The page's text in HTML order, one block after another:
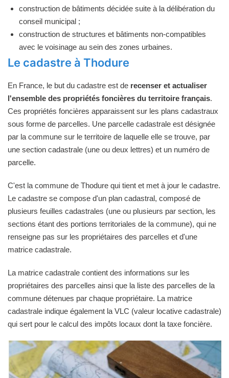
construction de bâtiments décidée suite à la délibération du
conseil municipal ;
construction de structures et bâtiments non-compatibles
avec le voisinage au sein des zones urbaines.
Le cadastre à Thodure
En France, le but du cadastre est de recenser et actualiser
l'ensemble des propriétés foncières du territoire français.
Ces propriétés foncières apparaissent sur les plans cadastraux
sous forme de parcelles. Une parcelle cadastrale est désignée
par la commune sur le territoire de laquelle elle se trouve, par
une section cadastrale (une ou deux lettres) et un numéro de
parcelle.
C'est la commune de Thodure qui tient et met à jour le cadastre.
Le cadastre se compose d'un plan cadastral, composé de
plusieurs feuilles cadastrales (une ou plusieurs par section, les
sections étant des portions territoriales de la commune), qui ne
renseigne pas sur les propriétaires des parcelles et d'une
matrice cadastrale.
La matrice cadastrale contient des informations sur les
propriétaires des parcelles ainsi que la liste des parcelles de la
commune détenues par chaque propriétaire. La matrice
cadastrale indique également la VLC (valeur locative cadastrale)
qui sert pour le calcul des impôts locaux dont la taxe foncière.